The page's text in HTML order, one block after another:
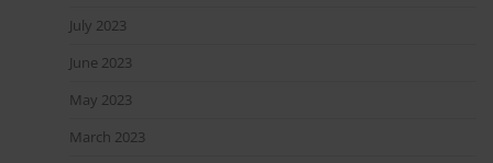
July 2023
June 2023
May 2023
March 2023